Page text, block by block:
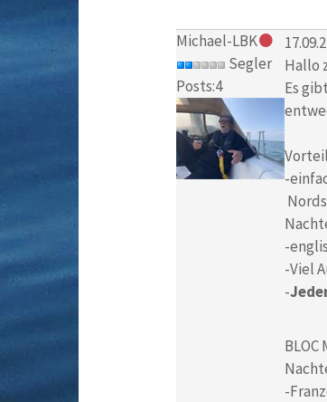
Michael-LBK
Segler
Posts:4
Hallo
Es
-
-
-Viel
-
-